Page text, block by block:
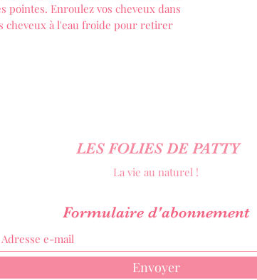
pointes. Enroulez vos cheveux dans
cheveux à l'eau froide pour retirer
LES FOLIES DE PATTY
La vie au naturel !
Formulaire d'abonnement
Envoyer